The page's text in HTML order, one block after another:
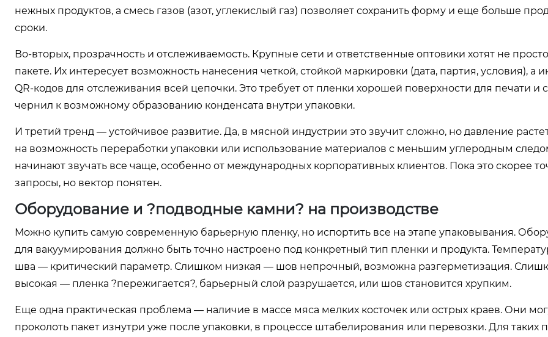
нежных продуктов, а смесь газов (азот, углекислый газ) позволяет сохранить форму и еще больше
сроки.
Во-вторых, прозрачность и отслеживаемость. Крупные сети и ответственные оптовики хотят не
пакете. Их интересует возможность нанесения четкой, стойкой маркировки (дата, партия, условия), а
QR-кодов для отслеживания всей цепочки. Это требует от пленки хорошей поверхности для печати и
чернил к возможному образованию конденсата внутри упаковки.
И третий тренд — устойчивое развитие. Да, в мясной индустрии это звучит сложно, но давление
на возможность переработки упаковки или использование материалов с меньшим углеродным
начинают звучать все чаще, особенно от международных корпоративных клиентов. Пока это скорее
запросы, но вектор понятен.
Оборудование и ?подводные камни? на производстве
Можно купить самую современную барьерную пленку, но испортить все на этапе упаковывания.
для вакуумирования должно быть точно настроено под конкретный тип пленки и продукта.
шва — критический параметр. Слишком низкая — шов непрочный, возможна разгерметизация.
высокая — пленка ?пережигается?, барьерный слой разрушается, или шов становится хрупким.
Еще одна практическая проблема — наличие в массе мяса мелких косточек или острых краев. Они
проколоть пакет изнутри уже после упаковки, в процессе штабелирования или перевозки. Для таких